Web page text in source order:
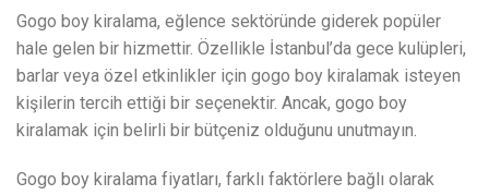
Gogo boy kiralama, eğlence sektöründe giderek popüler
hale gelen bir hizmettir. Özellikle İstanbul’da gece kulüpleri,
barlar veya özel etkinlikler için gogo boy kiralamak isteyen
kişilerin tercih ettiği bir seçenektir. Ancak, gogo boy
kiralamak için belirli bir bütçeniz olduğunu unutmayın.
Gogo boy kiralama fiyatları, farklı faktörlere bağlı olarak